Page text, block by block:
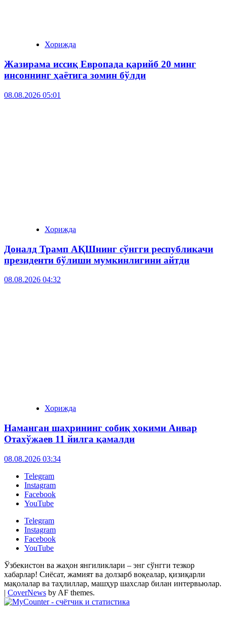
Хорижда
Жазирама иссиқ Европада қарийб 20 минг
инсоннинг ҳаётига зомин бўлди
08.08.2026 05:01
Хорижда
Доналд Трамп АҚШнинг сўнгги республикачи
президенти бўлиши мумкинлигини айтди
08.08.2026 04:32
Хорижда
Наманган шаҳрининг собиқ ҳокими Анвар
Отахўжаев 11 йилга қамалди
08.08.2026 03:34
Telegram
Instagram
Facebook
YouTube
Telegram
Instagram
Facebook
YouTube
Ўзбекистон ва жаҳон янгиликлари – энг сўнгги тезкор
хабарлар! Сиёсат, жамият ва долзарб воқеалар, қизиқарли
мақолалар ва таҳлиллар, машҳур шахслар билан интервьюлар.
| CoverNews by AF themes.